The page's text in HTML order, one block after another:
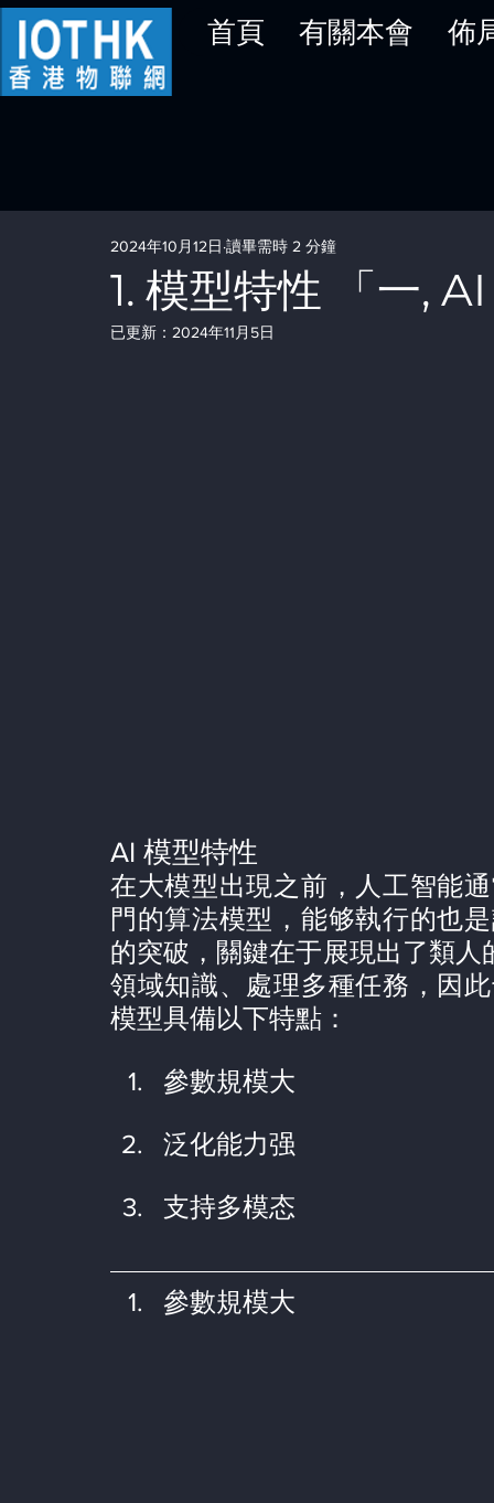
首頁 有關本會 佈
1. 模型特性 「一,
2024年10月12日 讀畢需時 2 分鐘
已更新： 2024年11月5日
AI 模型特性
在大模型出現之前，人工智能
門的算法模型，能够執行的也
的突破，關鍵在于展現出了類人
領域知識、處理多種任務，因
模型具備以下特點：
參數規模大
泛化能力强
支持多模态
參數規模大